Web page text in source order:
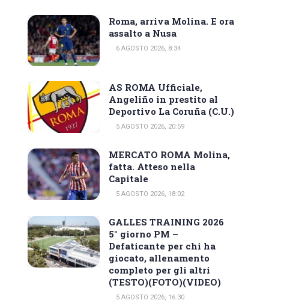
Roma, arriva Molina. E ora
assalto a Nusa
6 AGOSTO 2026, 8:34
AS ROMA Ufficiale,
Angeliño in prestito al
Deportivo La Coruña (C.U.)
5 AGOSTO 2026, 20:59
MERCATO ROMA Molina,
fatta. Atteso nella
Capitale
5 AGOSTO 2026, 18:02
GALLES TRAINING 2026
5° giorno PM –
Defaticante per chi ha
giocato, allenamento
completo per gli altri
(TESTO)(FOTO)(VIDEO)
5 AGOSTO 2026, 16:30